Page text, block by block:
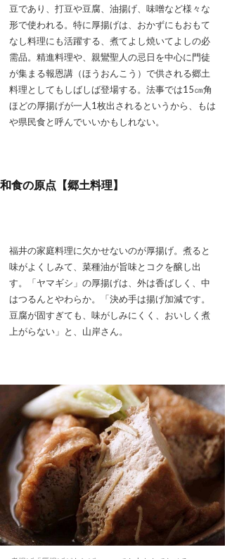
豆であり、打豆や豆腐、油揚げ、味噌など様々な
形で使われる。特に厚揚げは、おかずにもおもて
なし料理にも活躍する、煮てよし焼いてよしの必
需品。精進料理や、親鸞聖人の忌日を中心に門徒
が集まる報恩講（ほうおんこう）で供される郷土
料理としてもしばしば登場する。法事では15㎝角
ほどの厚揚げが一人1枚出されるというから、もは
や県民食と呼んでいいかもしれない。
和食の原点【郷土料理】
福井の家庭料理に欠かせないのが厚揚げ。煮ると
味がよくしみて、菜種油が旨味とコクを醸し出
す。「ヤマギシ」の厚揚げは、外は香ばしく、中
はつるんとやわらか。「決め手は揚げ加減です。
豆腐が固すぎても、味がしみにくく、おいしく煮
上がらない」と、山岸さん。